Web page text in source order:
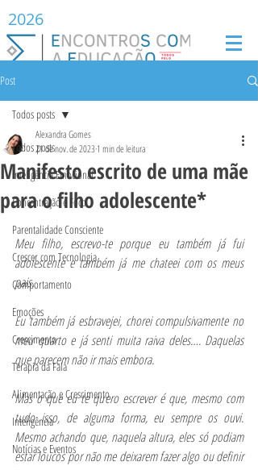
2026
Post
Todos posts
Inteligência Emocional
Concentração e Foco
Parentalidade Consciente
Crescer com Tecnologia
Comportamento
Emoções
Crescimento
Terapia da Fala
Alimentação e Crescimento
Inteligência
Notícias e Eventos
Todos posts
Manifesto escrito de uma mãe
para o filho adolescente*
Alexandra Gomes
21 de nov. de 20231 min de leitura
Meu filho, escrevo-te porque eu também já fui
adolescente e também já me chateei com os meus
pais.
Eu também já esbravejei, chorei compulsivamente no
meu quarto e já senti muita raiva deles…. Daquelas
que parecem não ir mais embora.
Mas o que eu te quero escrever é que, mesmo com
tudo isso, de alguma forma, eu sempre os ouvi.
Mesmo achando que, naquela altura, eles só podiam
estar loucos por não me deixarem fazer algo ou definir